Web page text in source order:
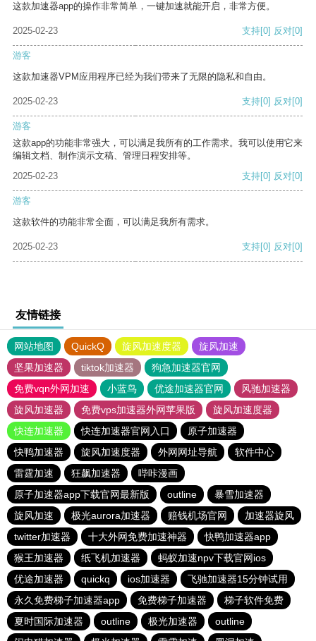
这款加速器app的操作非常简单，一键加速就能开启，非常方便。
2025-02-23 支持[0] 反对[0]
游客
这款加速器VPM应用程序已经为我们带来了无限的隐私和自由。
2025-02-23 支持[0] 反对[0]
游客
这款app的功能非常强大，可以满足我所有的工作需求。我可以使用它来
编辑文档、制作演示文稿、管理日程安排等。
2025-02-23
支持[0] 反对[0]
游客
这款软件的功能非常全面，可以满足我所有需求。
2025-02-23 支持[0] 反对[0]
友情链接
网站地图 QuickQ 旋风加速度器
旋风加速
坚果加速器
tiktok加速器
狗急加速器官网
免费vqn外网加速
小蓝鸟 优途加速器官网
风驰加速器
旋风加速器
免费vps加速器外网苹果版
旋风加速度器
快连加速器
快连加速器官网入口
原子加速器
快鸭加速器
旋风加速度器 外网网址导航
软件中心
雷霆加速
狂飙加速器
哔咔漫画
原子加速器app下载官网最新版
outline
暴雪加速器
旋风加速
极光aurora加速器 赔钱机场官网
加速器旋风
twitter加速器
十大外网免费加速神器
快鸭加速器app
猴王加速器
纸飞机加速器
蚂蚁加速npv下载官网ios
优途加速器
quickq ios加速器
飞驰加速器15分钟试用
永久免费梯子加速器app
免费梯子加速器
梯子软件免费
夏时国际加速器
outline 极光加速器
outline